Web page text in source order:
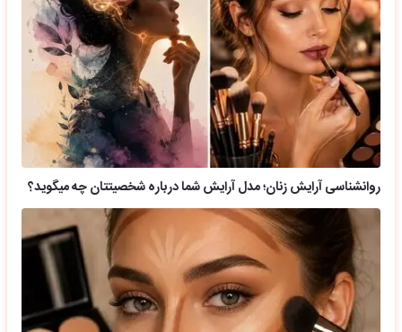
روانشناسی آرایش زنان؛ مدل آرایش شما درباره شخصیتتان چه میگوید؟